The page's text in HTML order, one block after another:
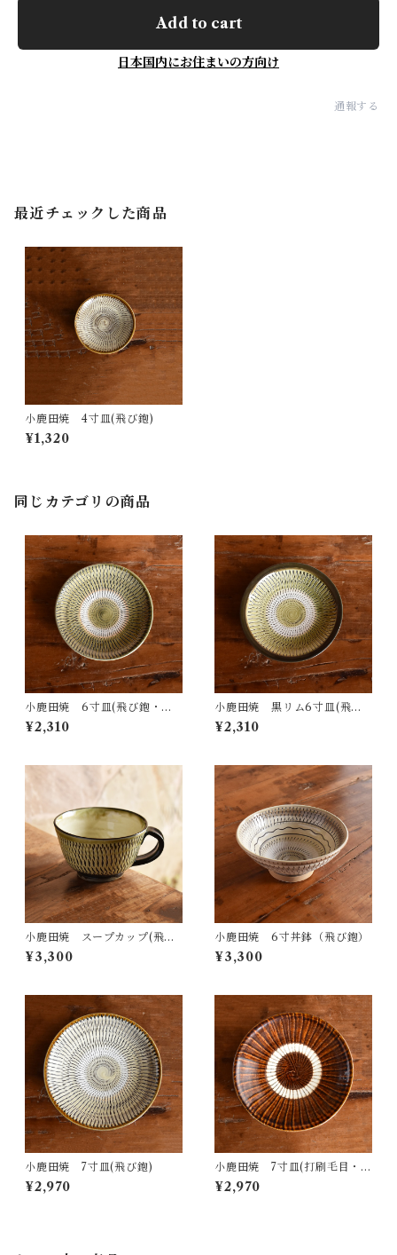
Add to cart
日本国内にお住まいの方向け
通報する
最近チェックした商品
小鹿田焼 4寸皿(飛び鉋)
¥1,320
同じカテゴリの商品
小鹿田焼 6寸皿(飛び鉋・グ
リーン)
¥2,310
小鹿田焼 黒リム6寸皿(飛び
鉋・グリーン)
¥2,310
小鹿田焼 スープカップ(飛び
鉋・グリーン)
¥3,300
小鹿田焼 6寸丼鉢（飛び鉋）
¥3,300
小鹿田焼 7寸皿(飛び鉋)
¥2,970
小鹿田焼 7寸皿(打刷毛目・
飴)
¥2,970